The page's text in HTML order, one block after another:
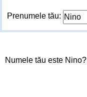
Prenumele tău:
Numele tău este Nino?